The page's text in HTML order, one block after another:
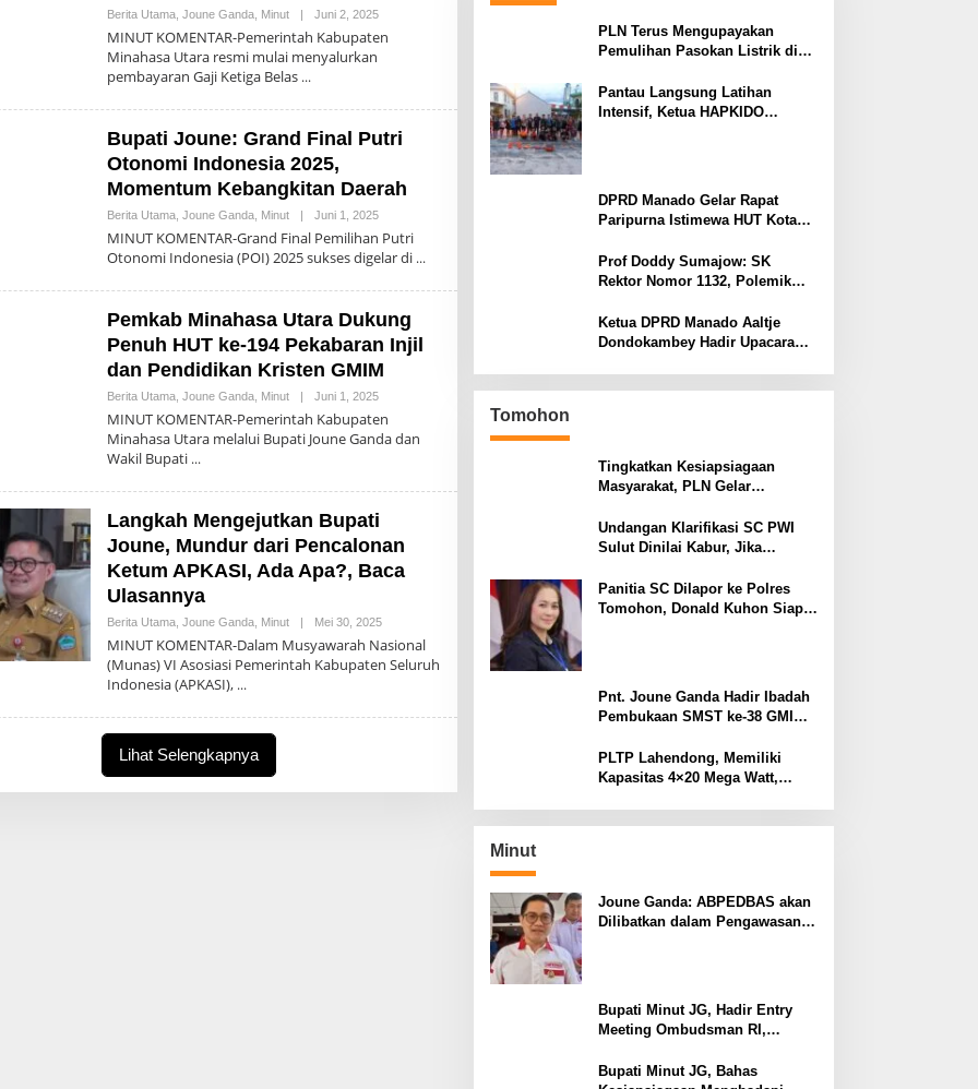
Berita Utama, Joune Ganda, Minut | Juni 2, 2025Oleh
MINUT KOMENTAR-Pemerintah Kabupaten
Minahasa Utara resmi mulai menyalurkan
pembayaran Gaji Ketiga Belas
Bupati Joune: Grand Final Putri
Otonomi Indonesia 2025,
Momentum Kebangkitan Daerah
Berita Utama, Joune Ganda, Minut | Juni 1, 2025Oleh
MINUT KOMENTAR-Grand Final Pemilihan Putri
Otonomi Indonesia (POI) 2025 sukses digelar di
Pemkab Minahasa Utara Dukung
Penuh HUT ke-194 Pekabaran Injil
dan Pendidikan Kristen GMIM
Berita Utama, Joune Ganda, Minut | Juni 1, 2025Oleh
MINUT KOMENTAR-Pemerintah Kabupaten
Minahasa Utara melalui Bupati Joune Ganda dan
Wakil Bupati
Langkah Mengejutkan Bupati
Joune, Mundur dari Pencalonan
Ketum APKASI, Ada Apa?, Baca
Ulasannya
Berita Utama, Joune Ganda, Minut | Mei 30, 2025Oleh
MINUT KOMENTAR-Dalam Musyawarah Nasional
(Munas) VI Asosiasi Pemerintah Kabupaten Seluruh
Indonesia (APKASI),
Lihat Selengkapnya
PLN Terus Mengupayakan
Pemulihan Pasokan Listrik di
Pantau Langsung Latihan
Intensif, Ketua HAPKIDO
DPRD Manado Gelar Rapat
Paripurna Istimewa HUT Kota
Prof Doddy Sumajow: SK
Rektor Nomor 1132, Polemik
Pemilihan Rektor Unsrat
Ketua DPRD Manado Aaltje
Dondokambey Hadir Upacara
Tomohon
Tingkatkan Kesiapsiagaan
Masyarakat, PLN Gelar
di Kinilow Tomohon
Undangan Klarifikasi SC PWI
Sulut Dinilai Kabur, Jika
Pidana Pelapor dapat Dianggap
Mencemarkan Nama Baik
Panitia SC Dilapor ke Polres
Tomohon, Donald Kuhon Siap
Pnt. Joune Ganda Hadir Ibadah
Pembukaan SMST ke-38 GMIM
PLTP Lahendong, Memiliki
Kapasitas 4×20 Mega Watt,
Minut
Joune Ganda: ABPEDBAS akan
Dilibatkan dalam Pengawasan
Bupati Minut JG, Hadir Entry
Meeting Ombudsman RI,
Publik
Bupati Minut JG, Bahas